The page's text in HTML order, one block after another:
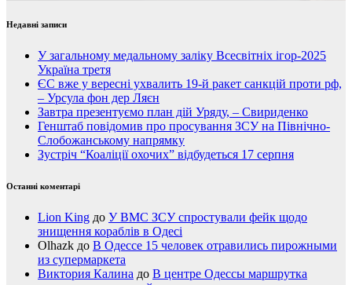
Недавні записи
У загальному медальному заліку Всесвітніх ігор-2025
Україна третя
ЄС вже у вересні ухвалить 19-й ракет санкцій проти рф,
– Урсула фон дер Ляєн
Завтра презентуємо план дій Уряду, – Свириденко
Генштаб повідомив про просування ЗСУ на Північно-
Слобожанському напрямку
Зустріч “Коаліції охочих” відбудеться 17 серпня
Останні коментарі
Lion King до У ВМС ЗСУ спростували фейк щодо
знищення кораблів в Одесі
Olhazk до В Одессе 15 человек отравились пирожными
из супермаркета
Виктория Калина до В центре Одессы маршрутка